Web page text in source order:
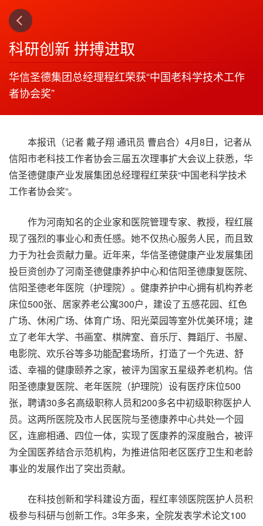
科研创新 拼搏进取
华信圣德集团总经理程红荣获“中国老科学技术工作
者协会奖”
本报讯（记者 戴子翔 通讯员 曹启合）4月8日，记者从
信阳市老科技工作者协会三届五次理事扩大会议上获悉，华
信圣德健康产业发展集团总经理程红荣获“中国老科学技术
工作者协会奖”。
作为河南知名的企业家和医院管理专家、教授，程红展
现了强烈的事业心和责任感。她不仅热心服务人民，而且致
力于为社会贡献力量。近年来，华信圣德健康产业发展集团
投巨资创办了河南圣德健康养护中心和信阳圣德康复医院、
信阳圣德老年医院（护理院）。健康养护中心拥有机构养老
床位500张、居家养老公寓300户，建设了五感花园、红色
广场、休闲广场、体育广场、阳光菜园等室外优美环境；建
立了老年大学、书画室、棋牌室、音乐厅、舞蹈厅、书屋、
电影院、欢乐谷等多功能配套场所，打造了一个先进、舒
适、幸福的健康颐养之家，被评为国家五星级养老机构。信
阳圣德康复医院、老年医院（护理院）设有医疗床位500
张，聘请30多名高级职称人员和200多名中初级职称医护人
员。这两所医院及市人民医院与圣德康养中心共处一个园
区，连廊相通、四位一体，实现了医康养的深度融合，被评
为全国医养结合示范机构，为推进信阳老区医疗卫生和老龄
事业的发展作出了突出贡献。
在科技创新和学科建设方面，程红率领医院医护人员积
极参与科研与创新工作。3年多来，全院发表学术论文100